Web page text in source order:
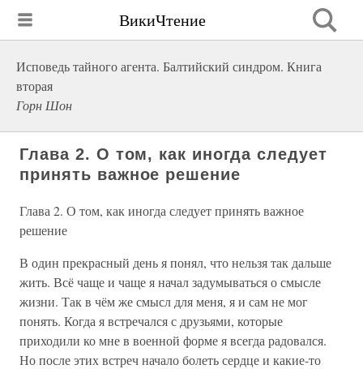
ВикиЧтение
Исповедь тайного агента. Балтийский синдром. Книга
вторая
Горн Шон
Глава 2. О том, как иногда следует
принять важное решение
Глава 2. О том, как иногда следует принять важное
решение
В один прекрасный день я понял, что нельзя так дальше
жить. Всё чаще и чаще я начал задумываться о смысле
жизни. Так в чём же смысл для меня, я и сам не мог
понять. Когда я встречался с друзьями, которые
приходили ко мне в военной форме я всегда радовался.
Но после этих встреч начало болеть сердце и какие-то